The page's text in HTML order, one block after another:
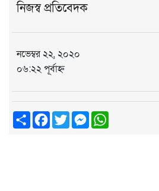
নিজস্ব প্রতিবেদক
নভেম্বর ২২, ২০২০
০৬:২২ পূর্বাহ্ন
ShareFacebook
TwitterMessenger